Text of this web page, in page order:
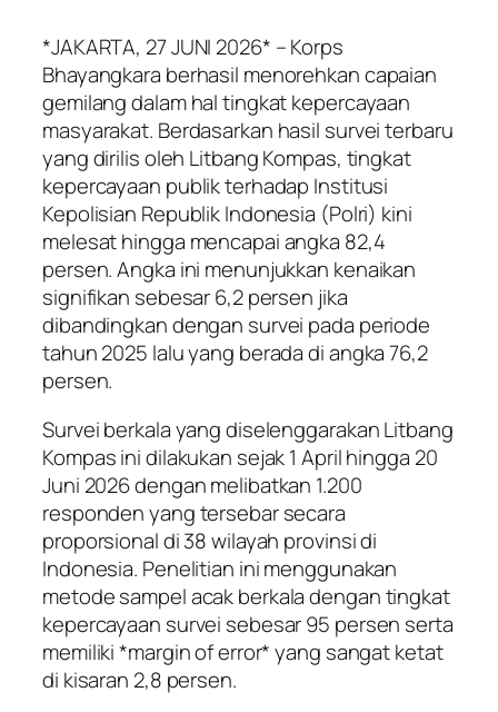
*JAKARTA, 27 JUNI 2026* – Korps
Bhayangkara berhasil menorehkan capaian
gemilang dalam hal tingkat kepercayaan
masyarakat. Berdasarkan hasil survei terbaru
yang dirilis oleh Litbang Kompas, tingkat
kepercayaan publik terhadap Institusi
Kepolisian Republik Indonesia (Polri) kini
melesat hingga mencapai angka 82,4
persen. Angka ini menunjukkan kenaikan
signifikan sebesar 6,2 persen jika
dibandingkan dengan survei pada periode
tahun 2025 lalu yang berada di angka 76,2
persen.
Survei berkala yang diselenggarakan Litbang
Kompas ini dilakukan sejak 1 April hingga 20
Juni 2026 dengan melibatkan 1.200
responden yang tersebar secara
proporsional di 38 wilayah provinsi di
Indonesia. Penelitian ini menggunakan
metode sampel acak berkala dengan tingkat
kepercayaan survei sebesar 95 persen serta
memiliki *margin of error* yang sangat ketat
di kisaran 2,8 persen.